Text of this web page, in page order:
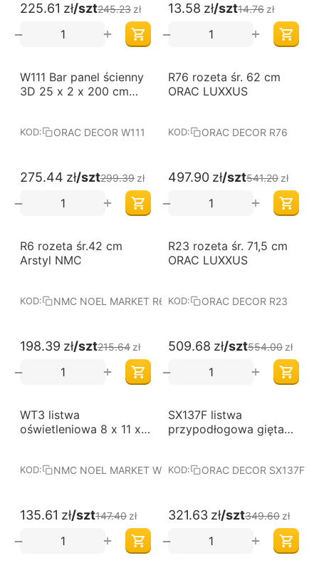
225.61 zł/szt245.23 zł
+
−
13.58 zł/szt14.76 zł
+
−
-8%
W111 Bar panel ścienny
3D 25 x 2 x 200 cm
KOD: ORAC DECOR W111
275.44 zł/szt299.39 zł
+
−
-8%
R76 rozeta śr. 62 cm
ORAC LUXXUS
KOD: ORAC DECOR R76
497.90 zł/szt541.20 zł
+
−
-8%
R6 rozeta śr.42 cm
Arstyl NMC
KOD: NMC NOEL MARKET R6
198.39 zł/szt215.64 zł
+
−
-8%
R23 rozeta śr. 71,5 cm
ORAC LUXXUS
KOD: ORAC DECOR R23
509.68 zł/szt554.00 zł
+
−
-8%
WT3 listwa
oświetleniowa 8 x 11 x
KOD: NMC NOEL MARKET WT3
135.61 zł/szt147.40 zł
+
−
-8%
SX137F listwa
przypodłogowa gięta
KOD: ORAC DECOR SX137F
321.63 zł/szt349.60 zł
+
−